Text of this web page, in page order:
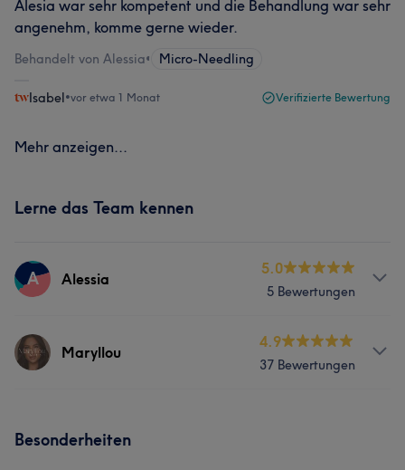
Alesia war sehr kompetent und die Behandlung war sehr
angenehm, komme gerne wieder.
Behandelt von Alessia• Micro-Needling
Isabel•vor etwa 1 Monat Verifizierte Bewertung
Mehr anzeigen...
Lerne das Team kennen
A Alessia
5.0
5 Bewertungen
Services
Maryllou
4.9
37 Bewertungen
Besonderheiten